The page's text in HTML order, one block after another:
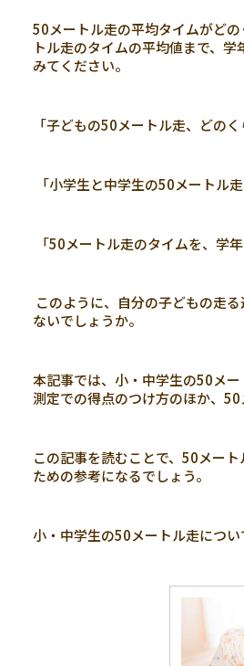
50メートル走の平均タイムがど
トル走のタイムの平均値まで、
みてください。
「子どもの50メートル走、どの
「小学生と中学生の50メートル
「50メートル走のタイムを、学
このように、自分の子どもの走
ないでしょうか。
本記事では、小・中学生の50メ
測定での得点のつけ方のほか、
この記事を読むことで、50メー
ための参考になるでしょう。
小・中学生の50メートル走につ